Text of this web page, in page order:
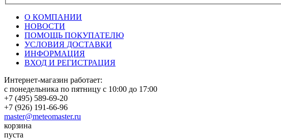
О КОМПАНИИ
НОВОСТИ
ПОМОЩЬ ПОКУПАТЕЛЮ
УСЛОВИЯ ДОСТАВКИ
ИНФОРМАЦИЯ
ВХОД И РЕГИСТРАЦИЯ
Интернет-магазин работает:
с понедельника по пятницу с 10:00 до 17:00
+7 (495) 589-69-20
+7 (926) 191-66-96
master@meteomaster.ru
корзина
пуста